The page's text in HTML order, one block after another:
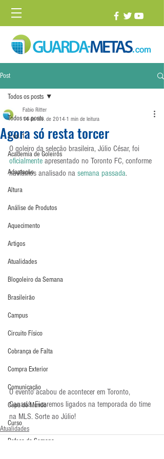
Post
Todos os posts
1 vs. 1
Academia de Goleiros
Adaptação
Altura
Análise de Produtos
Aquecimento
Artigos
Atualidades
Blogoleiro da Semana
Brasileirão
Campus
Circuito Físico
Cobrança de Falta
Compra Exterior
Comunicação
Copa do Mundo
Curso
Defesa da Semana
Todos os posts
Agora só resta torcer
Fabio Ritter
14 de fev. de 2014 1 min de leitura
O goleiro da seleção brasileira, Júlio César, foi
oficialmente apresentado no Toronto FC, conforme
havíamos analisado na semana passada.
O evento acabou de acontecer em Toronto,
Canadá. Ficaremos ligados na temporada do time
na MLS. Sorte ao Júlio!
Atualidades